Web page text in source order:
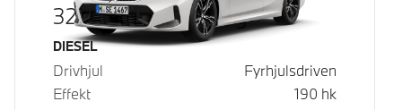
320d xDrive Touring
Bränsle
DIESEL
Drivhjul
Fyrhjulsdriven
Effekt
190 hk